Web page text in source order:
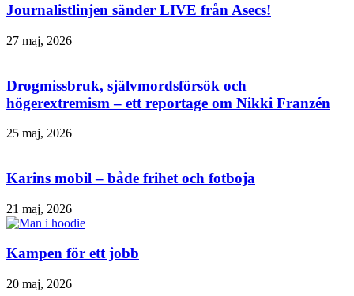
Journalistlinjen sänder LIVE från Asecs!
27 maj, 2026
Drogmissbruk, självmordsförsök och
högerextremism – ett reportage om Nikki Franzén
25 maj, 2026
Karins mobil – både frihet och fotboja
21 maj, 2026
Kampen för ett jobb
20 maj, 2026